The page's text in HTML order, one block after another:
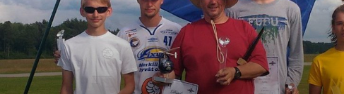
2:00
3:00